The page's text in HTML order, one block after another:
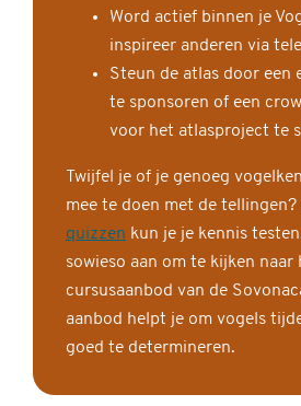
Word actief binnen je
inspireer anderen via
Steun de atlas door een
te sponsoren of een
voor het atlasproject te
Twijfel je of je genoeg
mee te doen met de tellingen?
quizzen kun je je kennis
sowieso aan om te kijken naar
cursusaanbod van de
aanbod helpt je om vogels
goed te determineren.